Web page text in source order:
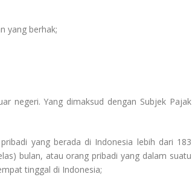
yang berhak;
negeri. Yang dimaksud dengan Subjek Pajak
yang berada di Indonesia lebih dari 183
bulan, atau orang pribadi yang dalam suatu
tinggal di Indonesia;